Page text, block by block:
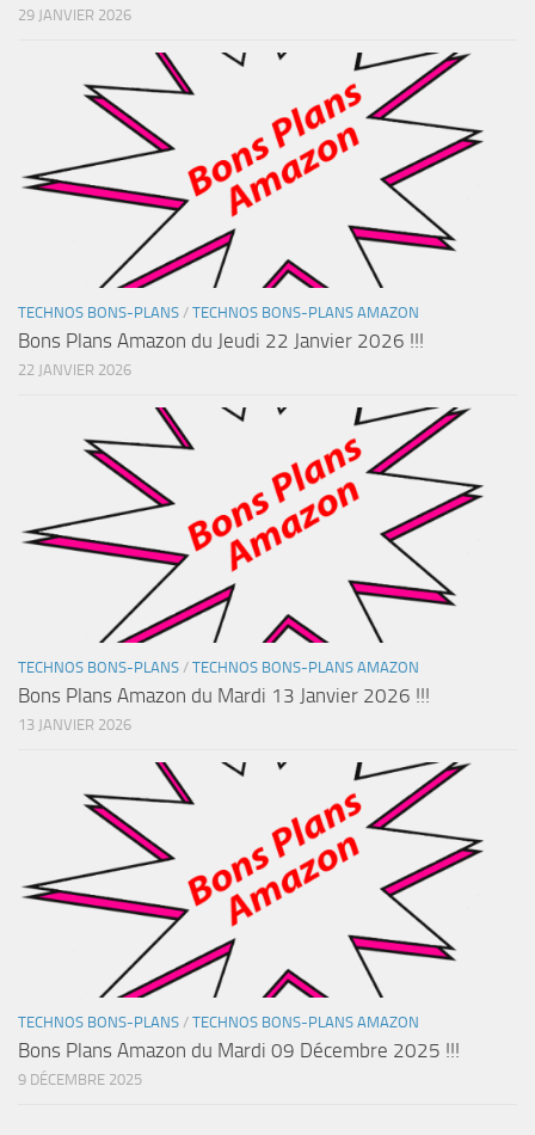
29 JANVIER 2026
TECHNOS BONS-PLANS / TECHNOS BONS-PLANS AMAZON
Bons Plans Amazon du Jeudi 22 Janvier 2026 !!!
22 JANVIER 2026
TECHNOS BONS-PLANS / TECHNOS BONS-PLANS AMAZON
Bons Plans Amazon du Mardi 13 Janvier 2026 !!!
13 JANVIER 2026
TECHNOS BONS-PLANS / TECHNOS BONS-PLANS AMAZON
Bons Plans Amazon du Mardi 09 Décembre 2025 !!!
9 DÉCEMBRE 2025